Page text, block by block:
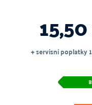
15,50
+ servisní poplatky